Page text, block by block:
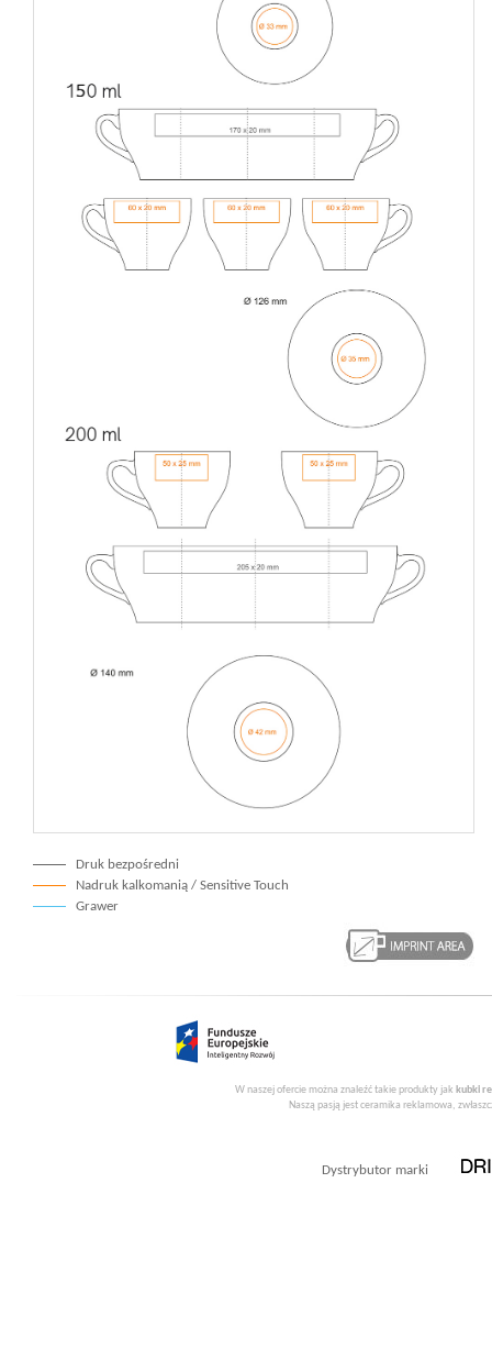
Druk bezpośredni
Nadruk kalkomanią / Sensitive Touch
Grawer
W naszej ofercie można znaleźć takie produkty jak kubki
Naszą pasją jest ceramika reklamowa,
Dystrybutor marki